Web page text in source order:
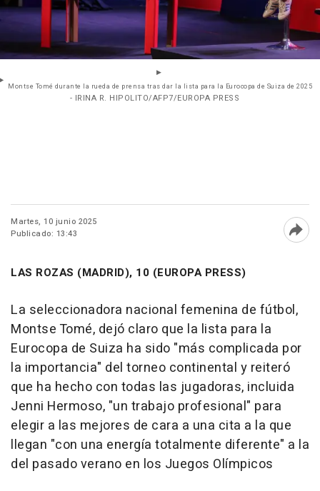
Montse Tomé durante la rueda de prensa tras dar la lista para la Eurocopa de Suiza de 2025
- IRINA R. HIPOLITO/AFP7/EUROPA PRESS
Martes, 10 junio 2025
Publicado: 13:43
LAS ROZAS (MADRID), 10 (EUROPA PRESS)
La seleccionadora nacional femenina de fútbol,
Montse Tomé, dejó claro que la lista para la
Eurocopa de Suiza ha sido "más complicada por
la importancia" del torneo continental y reiteró
que ha hecho con todas las jugadoras, incluida
Jenni Hermoso, "un trabajo profesional" para
elegir a las mejores de cara a una cita a la que
llegan "con una energía totalmente diferente" a la
del pasado verano en los Juegos Olímpicos